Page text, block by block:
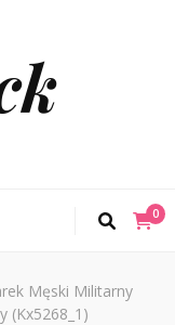
0
Męski Militarny
(Kx5268_1)